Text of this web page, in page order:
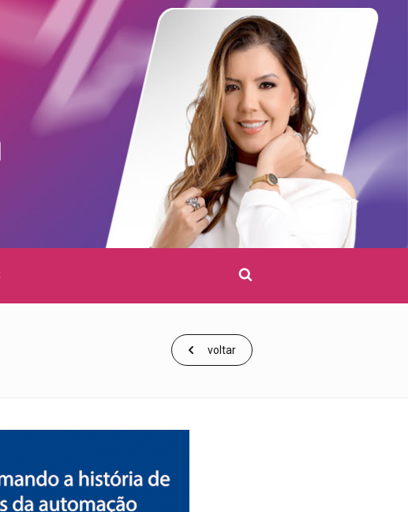
pesquisar
voltar